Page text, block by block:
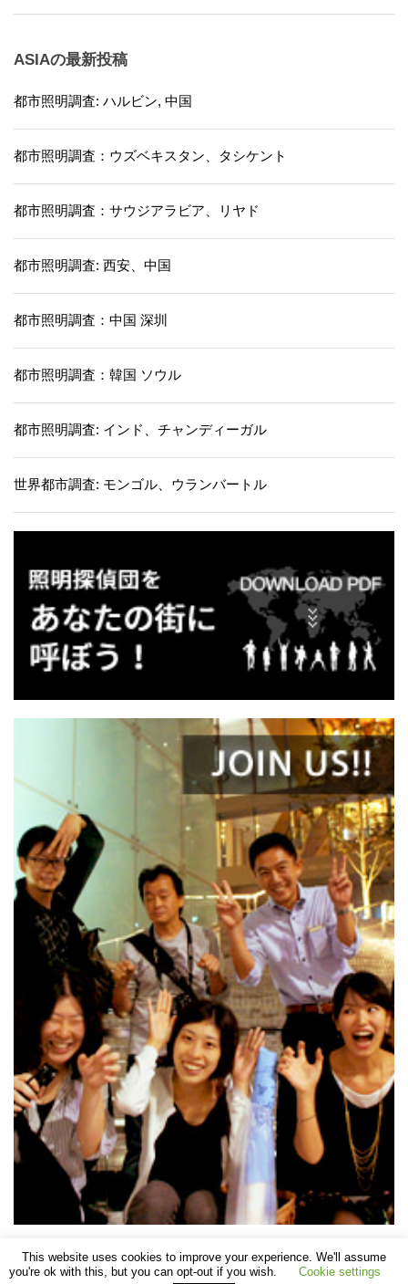
ASIAの最新投稿
都市照明調査: ハルビン, 中国
都市照明調査：ウズベキスタン、タシケント
都市照明調査：サウジアラビア、リヤド
都市照明調査: 西安、中国
都市照明調査：中国 深圳
都市照明調査：韓国 ソウル
都市照明調査: インド、チャンディーガル
世界都市調査: モンゴル、ウランバートル
©SHOMEI TANTEIDAN
This website uses cookies to improve your experience. We'll assume
you're ok with this, but you can opt-out if you wish.
Cookie settings